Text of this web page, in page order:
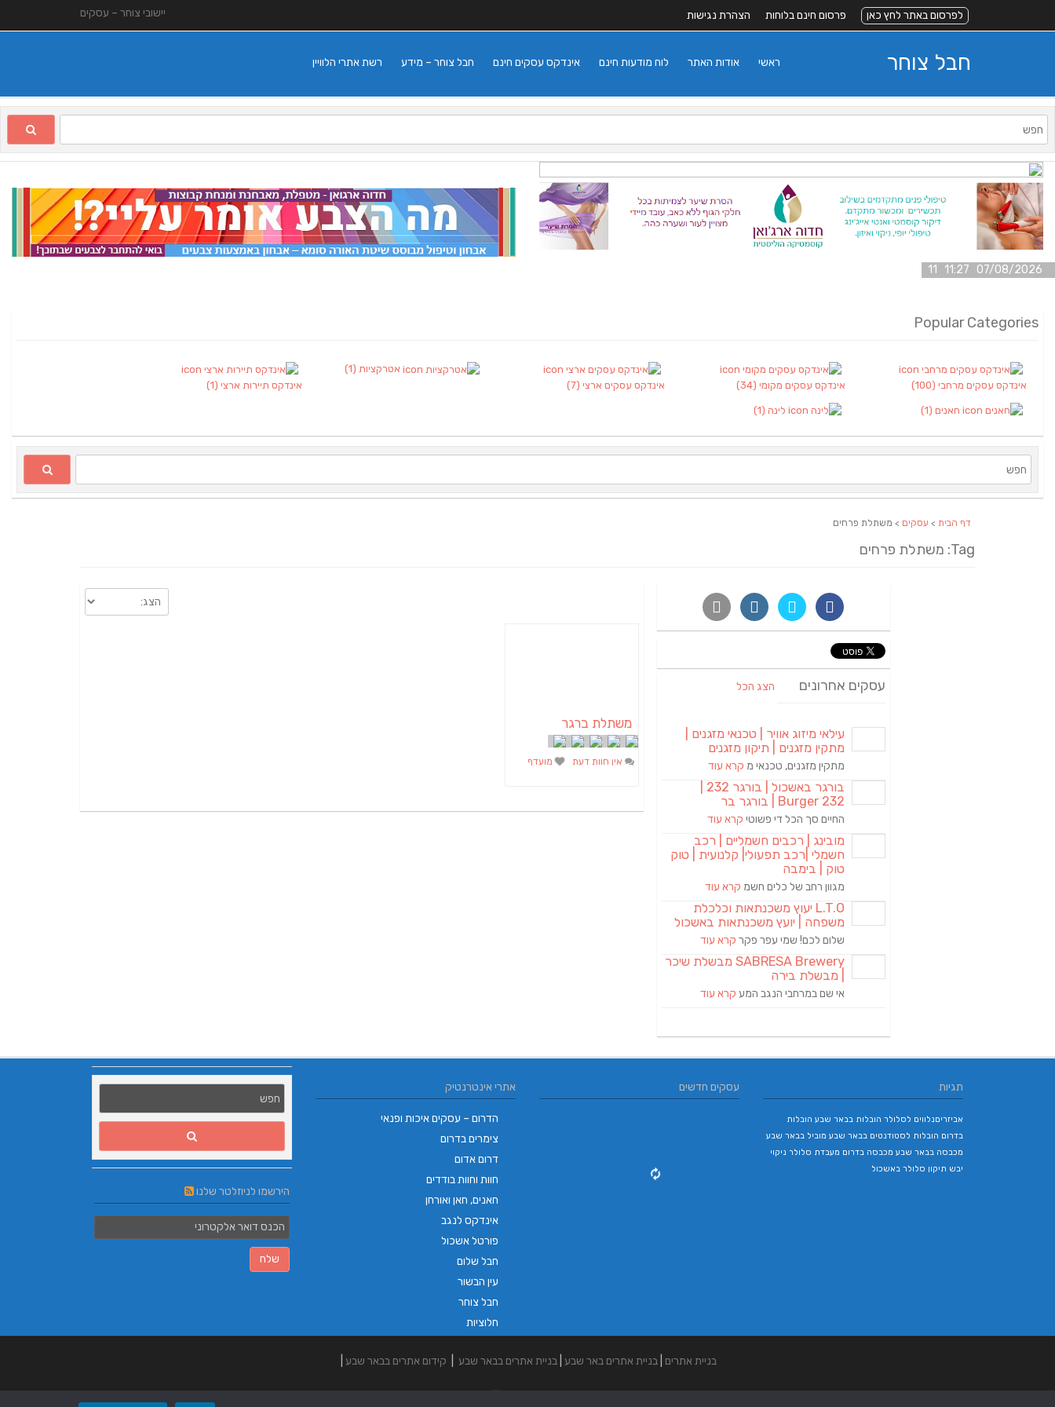
יישובי צוחר – עסקים לפרסום באתר לחץ כאן פרסום חינם בלוחות הצהרת נגישות
חבל צוחר רשת אתרי הלוויין חבל צוחר – מידע אינדקס עסקים חינם לוח מודעות חינם אודות האתר ראשי
07/08/2026 11:27 11
Popular Categories
אינדקס עסקים מרחבי (100) אינדקס עסקים מקומי (34) אינדקס עסקים ארצי (7)
אטרקציות (1)
אינדקס תיירות ארצי (1)
חאנים (1) לינה (1)
דף הבית > עסקים > משתלת פרחים
Tag: משתלת פרחים
משתלת ברגר
אין חוות דעת מועדף
עסקים אחרונים הצג הכל
עילאי מיזוג אוויר | טכנאי מזגנים |
מתקין מזגנים | תיקון מזגנים
מתקין מזגנים, טכנאי מ קרא עוד
Burger 232 | בורגר בר
החיים סך הכל די פשוטי קרא עוד
מובינג | רכבים חשמליים | רכב
חשמלי |רכב תפעולי| קלנועית | טוק
טוק | בימבה
מגוון רחב של כלים חשמ קרא עוד
L.T.O יעוץ משכנתאות וכלכלת
משפחה | יועץ משכנתאות באשכול
שלום לכם! שמי עפר פקר קרא עוד
SABRESA Brewery מבשלת שיכר
| מבשלת בירה
אי שם במרחבי הנגב המע קרא עוד
הירשמו לניוזלטר שלנו
אתרי אינטרנטיק
הדרום – עסקים איכות ופנאי
צימרים בדרום
דרום אדום
חוות וחוות בודדים
חאנים, חאן ואורחן
אינדקס לנגב
פורטל אשכול
חבל שלום
עין הבשור
חבל צוחר
חלוציות
עסקים חדשים תגיות
אביזריםנלווים לסלולר הובלות בבאר שבע הובלות
בדרום הובלות לסטודנטים בבאר שבע מוביל בבאר שבע
מכבסה בבאר שבע מכבסה בדרום מעבדת סלולר ניקוי
יבש תיקון סלולר באשכול
בניית אתרים בניית אתרים באר שבע בניית אתרים בבאר שבע קידום אתרים בבאר שבע